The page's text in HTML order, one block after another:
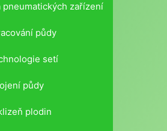
pneumatických zařízení
půdy
setí
půdy
plodin